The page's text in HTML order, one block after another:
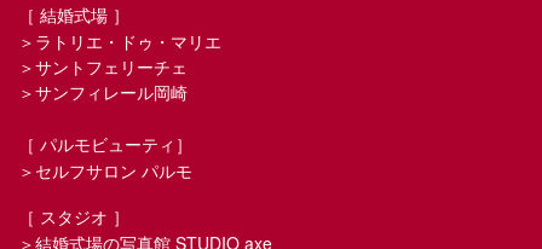
［ 結婚式場 ］
＞ラトリエ・ドゥ・マリエ
＞サントフェリーチェ
＞サンフィレール岡崎
［ パルモビューティ］
＞セルフサロン パルモ
［ スタジオ ］
＞結婚式場の写真館 STUDIO axe